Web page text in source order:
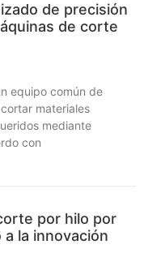
de precisión
de corte
equipo común de
materiales
mediante
con
por hilo por
la innovación